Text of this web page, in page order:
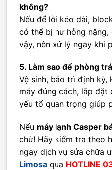
không?
Nếu để lỗi kéo dài,
có thể bị hư hỏng
vậy, nên xử lý ngay khi
5. Làm sao để phòng
Vệ sinh, bảo trì định kỳ,
máy đúng cách, lắp đặt
yếu tố quan trọng giúp
Nếu máy lạnh Casper
chừ! Hãy kiểm tra theo
ngay dịch vụ sửa chữa
Limosa qua HOTLINE